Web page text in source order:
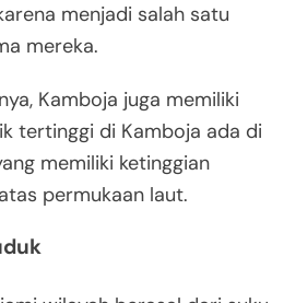
menjadi salah satu
mereka.
Kamboja juga memiliki
tertinggi di Kamboja ada di
memiliki ketinggian
permukaan laut.